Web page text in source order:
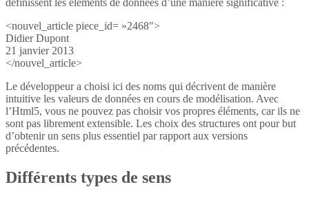
définissent les éléments de données d’une manière significative :
<nouvel_article piece_id= »2468″>
Didier Dupont
21 janvier 2013
</nouvel_article>
Le développeur a choisi ici des noms qui décrivent de manière
intuitive les valeurs de données en cours de modélisation. Avec
l’Html5, vous ne pouvez pas choisir vos propres éléments, car ils ne
sont pas librement extensible. Les choix des structures ont pour but
d’obtenir un sens plus essentiel par rapport aux versions
précédentes.
Différents types de sens